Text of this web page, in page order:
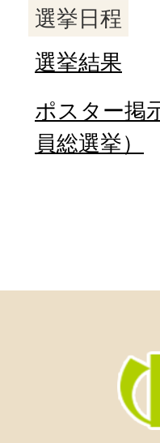
選挙日程
選挙結果
ポスター掲
員総選挙）